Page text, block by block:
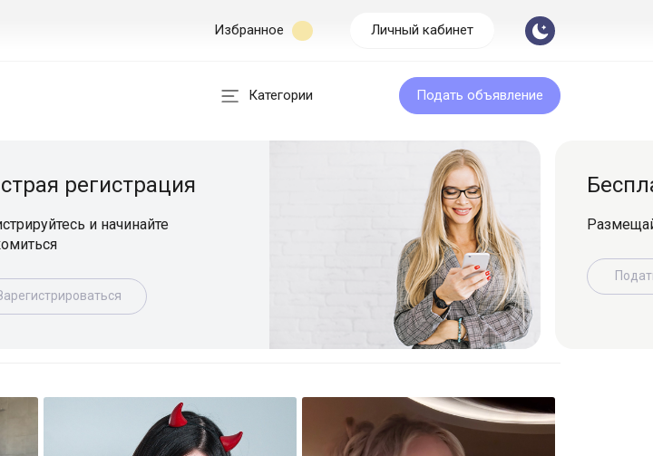
Избранное Личный кабинет
Категории Подать объявление
Бесплатная подача
Размещайте объявление легко и
Подать объявление